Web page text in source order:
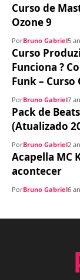
Curso de
Ozone 9
PorBruno Gabriel5
Curso
Funciona ?
Funk – Curso
PorBruno Gabriel7
Pack de
(Atualizado
PorBruno Gabriel2
Acapella MC
acontecer
PorBruno Gabriel6